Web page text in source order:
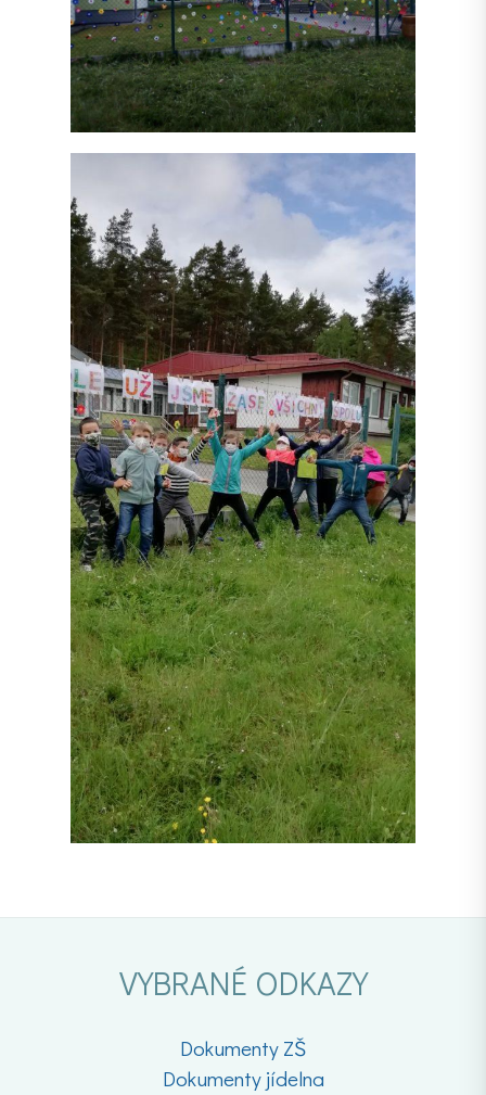
VYBRANÉ ODKAZY
Dokumenty ZŠ
Dokumenty jídelna